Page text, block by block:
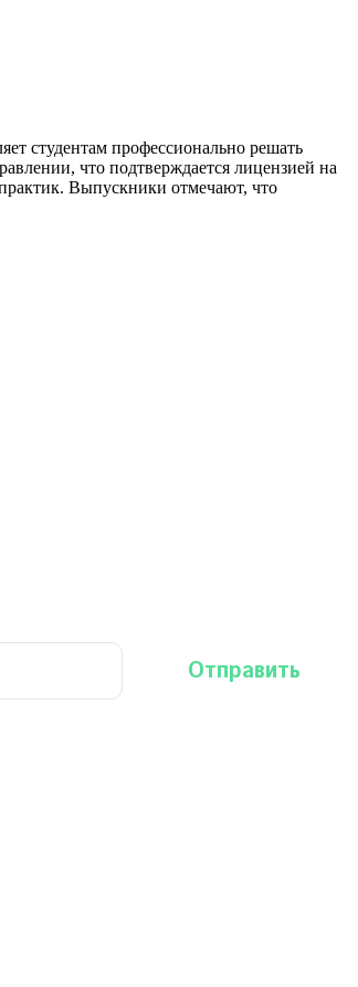
студентам профессионально решать
что подтверждается лицензией на
Выпускники отмечают, что